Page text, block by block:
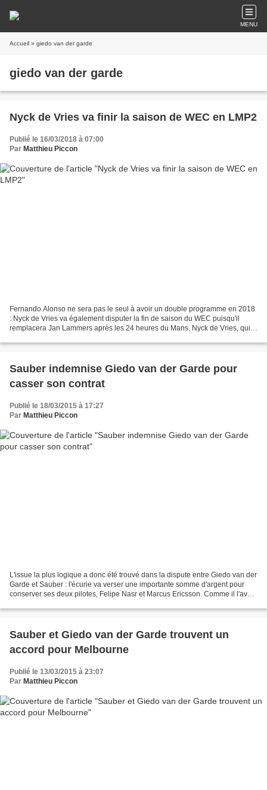
MENU
Accueil » giedo van der garde
giedo van der garde
Nyck de Vries va finir la saison de WEC en LMP2
Publié le 16/03/2018 à 07:00
Par Matthieu Piccon
Fernando Alonso ne sera pas le seul à avoir un double programme en 2018
: Nyck de Vries va également disputer la fin de saison du WEC puisqu'il
remplacera Jan Lammers après les 24 heures du Mans. Nyck de Vries, qui
Sauber indemnise Giedo van der Garde pour
casser son contrat
Publié le 18/03/2015 à 17:27
Par Matthieu Piccon
L'issue la plus logique a donc été trouvé dans la dispute entre Giedo van der
Garde et Sauber : l'écurie va verser une importante somme d'argent pour
conserver ses deux pilotes, Felipe Nasr et Marcus Ericsson. Comme il l'avait
Sauber et Giedo van der Garde trouvent un
accord pour Melbourne
Publié le 13/03/2015 à 23:07
Par Matthieu Piccon